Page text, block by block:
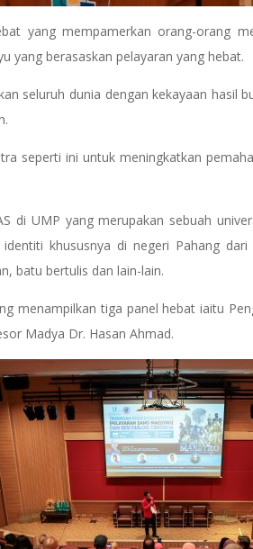
yang mempamerkan orang-orang
yang berasaskan pelayaran yang hebat.
seluruh dunia dengan kekayaan hasil
seperti ini untuk meningkatkan
di UMP yang merupakan sebuah
khususnya di negeri Pahang
batu bertulis dan lain-lain.
menampilkan tiga panel hebat iaitu
Madya Dr. Hasan Ahmad.